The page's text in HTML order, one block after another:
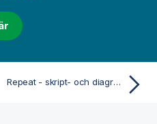
Repeat - skript- och diagramfunktion